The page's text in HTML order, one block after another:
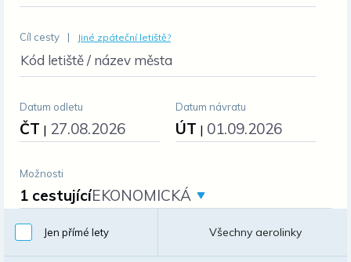
Cíl cesty | Jiné zpáteční letiště?
Kód letiště / název města
Datum odletu
ČT | 27.08.2026
Datum návratu
ÚT | 01.09.2026
Možnosti
1 cestujícíEKONOMICKÁ
Jen přímé lety Všechny aerolinky